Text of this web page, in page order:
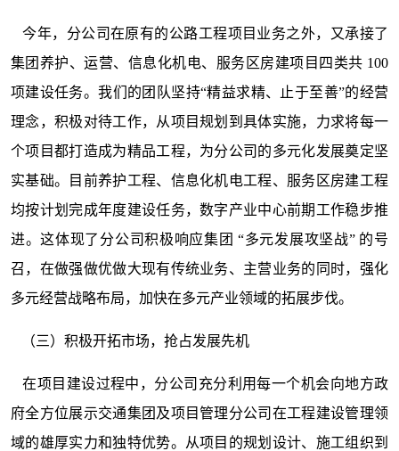
今年，分公司在原有的公路工程项目业务之外，又承接了
集团养护、运营、信息化机电、服务区房建项目四类共 100
项建设任务。我们的团队坚持“精益求精、止于至善”的经营
理念，积极对待工作，从项目规划到具体实施，力求将每一
个项目都打造成为精品工程，为分公司的多元化发展奠定坚
实基础。目前养护工程、信息化机电工程、服务区房建工程
均按计划完成年度建设任务，数字产业中心前期工作稳步推
进。这体现了分公司积极响应集团 “多元发展攻坚战” 的号
召，在做强做优做大现有传统业务、主营业务的同时，强化
多元经营战略布局，加快在多元产业领域的拓展步伐。
（三）积极开拓市场，抢占发展先机
在项目建设过程中，分公司充分利用每一个机会向地方政
府全方位展示交通集团及项目管理分公司在工程建设管理领
域的雄厚实力和独特优势。从项目的规划设计、施工组织到